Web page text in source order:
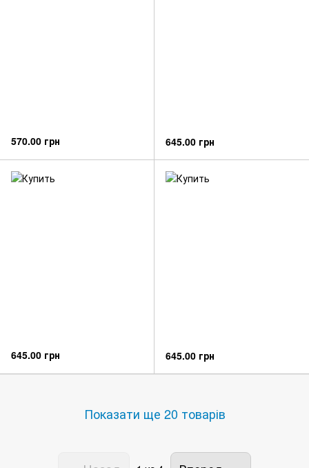
570.00 грн 645.00 грн
645.00 грн 645.00 грн
Показати ще 20 товарів